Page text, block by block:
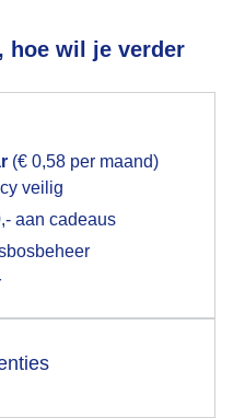
hoe wil je verder
(€ 0,58 per maand)
veilig
aan cadeaus
voor het
op hebt gegeven,
uit je browser waarin
de popup